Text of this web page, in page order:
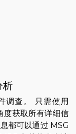
析
调查。 只需使用
度获取所有详细信
都可以通过 MSG